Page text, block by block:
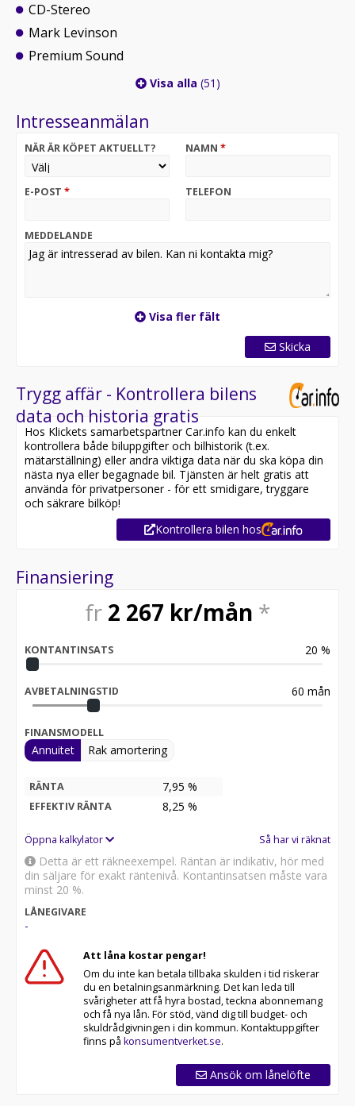
CD-Stereo
Mark Levinson
Premium Sound
Visa alla (51)
Intresseanmälan
NÄR ÄR KÖPET AKTUELLT? NAMN *
E-POST * TELEFON
MEDDELANDE
Visa fler fält
Skicka
Trygg affär - Kontrollera bilens
data och historia gratis
Hos Klickets samarbetspartner Car.info kan du enkelt
kontrollera både biluppgifter och bilhistorik (t.ex.
mätarställning) eller andra viktiga data när du ska köpa din
nästa nya eller begagnade bil. Tjänsten är helt gratis att
använda för privatpersoner - för ett smidigare, tryggare
och säkrare bilköp!
Kontrollera bilen hos
Finansiering
fr 2 267 kr/mån *
KONTANTINSATS 20 %
AVBETALNINGSTID 60 mån
FINANSMODELL
Annuitet Rak amortering
RÄNTA 7,95 %
EFFEKTIV RÄNTA 8,25 %
Öppna kalkylator Så har vi räknat
Detta är ett räkneexempel. Räntan är indikativ, hör med
din säljare för exakt räntenivå. Kontantinsatsen måste vara
minst 20 %.
LÅNEGIVARE
-
Att låna kostar pengar!
Om du inte kan betala tillbaka skulden i tid riskerar
du en betalningsanmärkning. Det kan leda till
svårigheter att få hyra bostad, teckna abonnemang
och få nya lån. För stöd, vänd dig till budget- och
skuldrådgivningen i din kommun. Kontaktuppgifter
finns på konsumentverket.se.
Ansök om lånelöfte